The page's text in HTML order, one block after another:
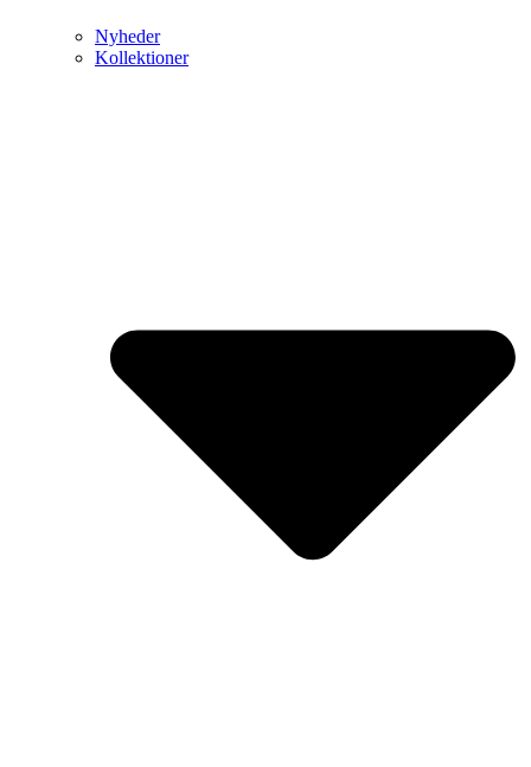
Nyheder
Kollektioner